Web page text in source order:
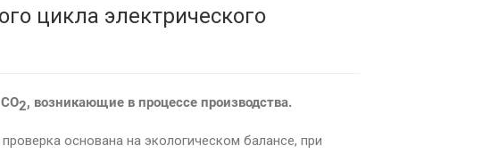
цикла электрического
2, возникающие в процессе производства.
основана на экологическом балансе, при